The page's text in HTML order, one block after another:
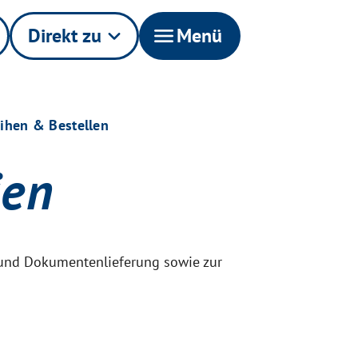
Direkt zu keyboard_arrow_down menuMenü
& Bestellen
Dokumentenlieferung sowie zur